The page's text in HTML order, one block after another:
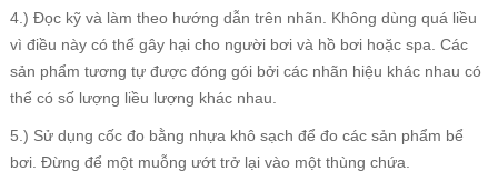
4.) Đọc kỹ và làm theo hướng dẫn trên nhãn. Không dùng quá liều
vì điều này có thể gây hại cho người bơi và hồ bơi hoặc spa. Các
sản phẩm tương tự được đóng gói bởi các nhãn hiệu khác nhau có
thể có số lượng liều lượng khác nhau.
5.) Sử dụng cốc đo bằng nhựa khô sạch để đo các sản phẩm bể
bơi. Đừng để một muỗng ướt trở lại vào một thùng chứa.